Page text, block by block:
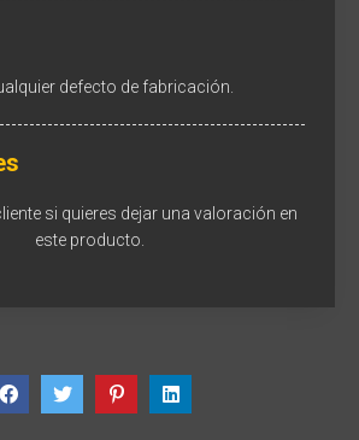
defecto de fabricación.
si quieres dejar una valoración en
este producto.